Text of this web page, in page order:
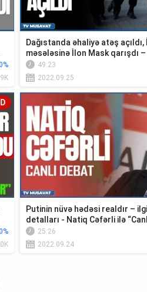
Dağıstanda əhaliyə atəş açıldı,
məsələsinə İlon Mask qarışdı –
Xəbər”
49:23
2022.09.25
Putinin nüvə hədəsi realdır –
detalları - Natiq Cəfərli ilə
25:26
2022.09.24